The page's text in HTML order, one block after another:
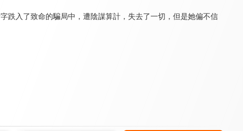
跌入了致命的騙局中，遭陰謀算計，失去了一切，但是她偏不信